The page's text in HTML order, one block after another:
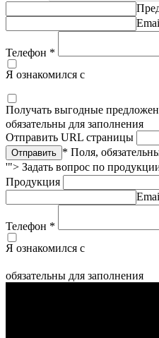
Телефон *
Я ознакомился с
Получать выгодные
обязательны для заполнения
Отправить URL страницы
* Поля,
'"> Задать вопрос по
Продукция
Телефон *
Я ознакомился с
обязательны для заполнения